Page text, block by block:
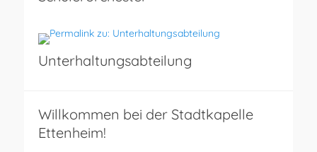
Unterhaltungsabteilung
Willkommen bei der Stadtkapelle
Ettenheim!